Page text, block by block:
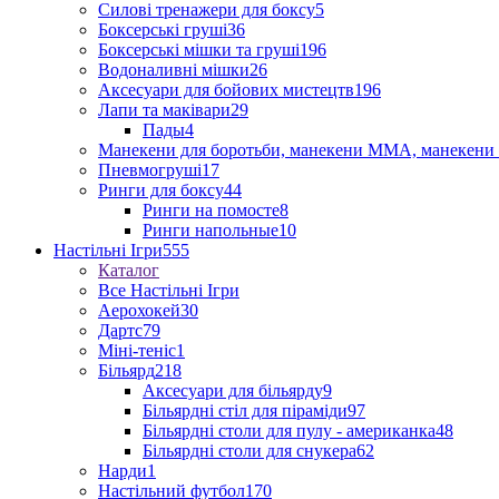
Силові тренажери для боксу5
Боксерські груші36
Боксерські мішки та груші196
Водоналивні мішки26
Аксесуари для бойових мистецтв196
Лапи та маківари29
Пады4
Манекени для боротьби, манекени ММА, манекени
Пневмогруші17
Ринги для боксу44
Ринги на помосте8
Ринги напольные10
Настільні Ігри555
Каталог
Все Настільні Ігри
Аерохокей30
Дартс79
Міні-теніс1
Більярд218
Аксесуари для більярду9
Більярдні стіл для піраміди97
Більярдні столи для пулу - американка48
Більярдні столи для снукера62
Нарди1
Настільний футбол170